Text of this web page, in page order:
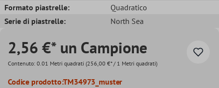
Formato piastrelle:
Quadratico
Serie di piastrelle:
North Sea
2,56 €* un Campione
Contenuto: 0.01 Metri quadrati (256,00 €* / 1 Metri quadrati)
Codice prodotto:TM34973_muster